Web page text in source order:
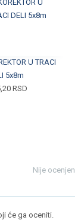
U TRACI
5x8m
RSD
Nije ocenjen
će ga oceniti.